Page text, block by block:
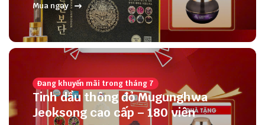
Mua ngay
Đang khuyến mãi trong tháng 7
Tinh dầu thông đỏ Mugunghwa
Jeoksong cao cấp – 180 viên